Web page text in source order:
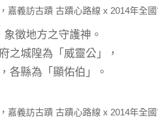
徵地方之守護神。
之城隍為「威靈公」，
各縣為「顯佑伯」。